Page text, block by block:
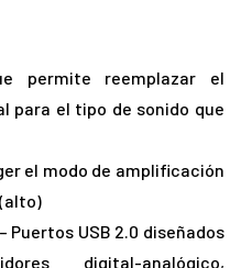
permite reemplazar el
para el tipo de sonido que
el modo de amplificación
– Puertos USB 2.0 diseñados
digital-analógico,